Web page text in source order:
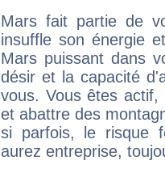
Mars fait partie de
insuffle son énergie
Mars puissant dans
désir et la capacité
vous. Vous êtes
et abattre des
si parfois, le risque
aurez entreprise,